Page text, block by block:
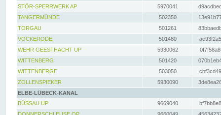
STÖR-SPERRWERK AP 5970041
TANGERMÜNDE
502350
TORGAU
501261
VOCKERODE
501480
WEHR GEESTHACHT UP
5930062
WITTENBERG
501420
WITTENBERGE
503050
ZOLLENSPIEKER
5930090
ELBE-LÜBECK-KANAL
BÜSSAU UP
9669040